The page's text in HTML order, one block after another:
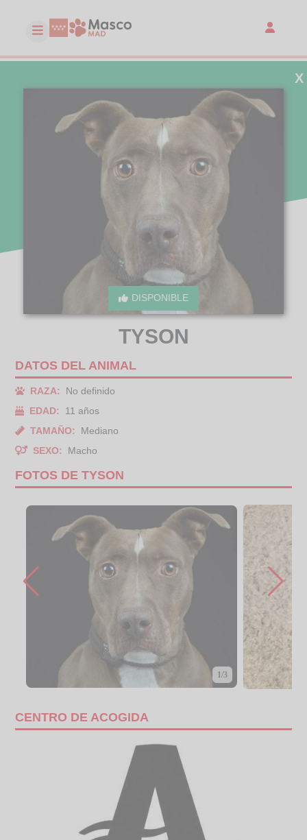
DISPONIBLE
X
TYSON
DATOS DEL ANIMAL
RAZA:
No definido
EDAD:
11 años
TAMAÑO:
Mediano
SEXO:
Macho
FOTOS DE TYSON
1/3
CENTRO DE ACOGIDA